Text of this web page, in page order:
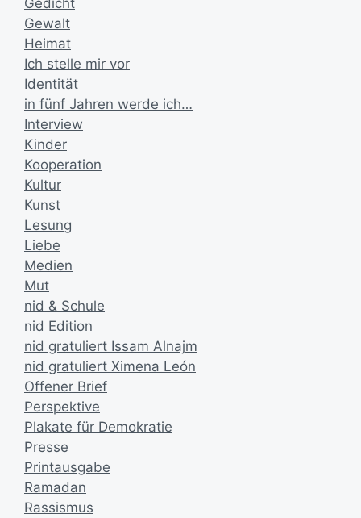
Gewalt
Heimat
Ich stelle mir vor
Identität
in fünf Jahren werde ich…
Interview
Kinder
Kooperation
Kultur
Kunst
Lesung
Liebe
Medien
Mut
nid & Schule
nid Edition
nid gratuliert Issam Alnajm
nid gratuliert Ximena León
Offener Brief
Perspektive
Plakate für Demokratie
Presse
Printausgabe
Ramadan
Rassismus